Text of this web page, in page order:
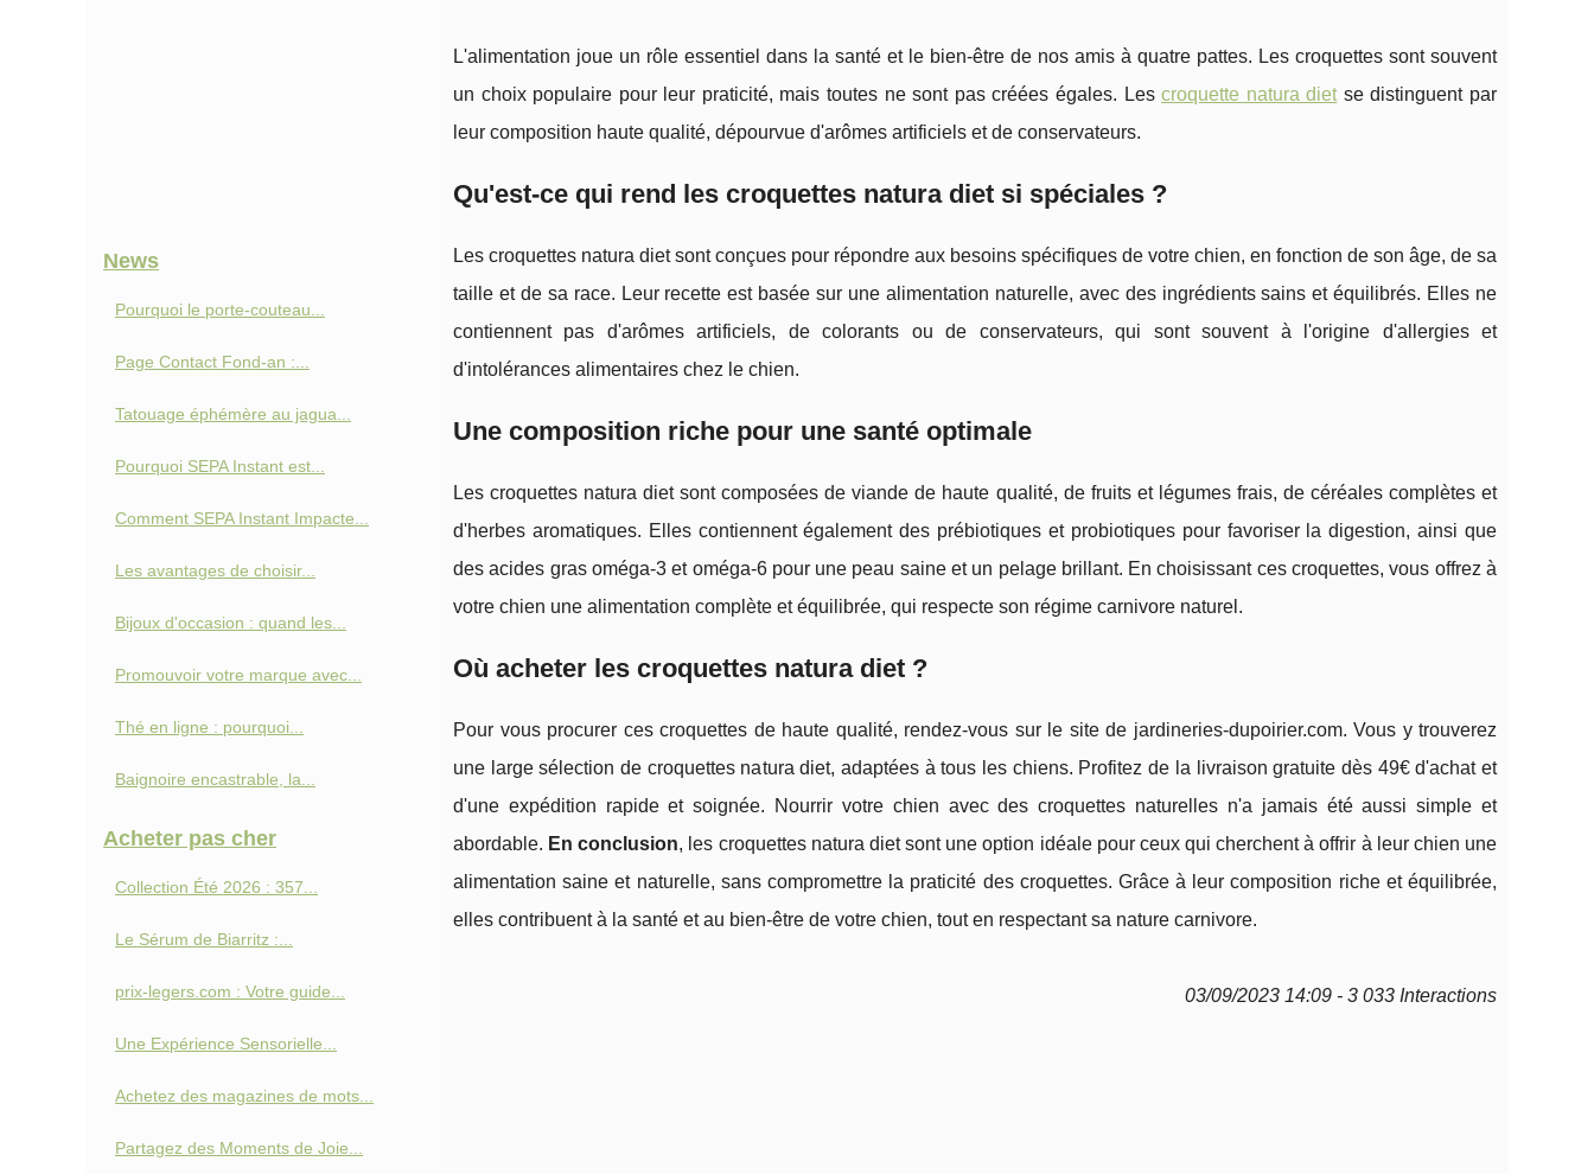
L'alimentation joue un rôle essentiel dans la santé et le bien-être de nos amis à quatre pattes. Les croquettes sont souvent
un choix populaire pour leur praticité, mais toutes ne sont pas créées égales. Lescroquette natura dietse distinguent par
leur composition haute qualité, dépourvue d'arômes artificiels et de conservateurs.
Qu'est-ce qui rend les croquettes natura diet si spéciales ?
Les croquettes natura diet sont conçues pour répondre aux besoins spécifiques de votre chien, en fonction de son âge, de sa
taille et de sa race. Leur recette est basée sur une alimentation naturelle, avec des ingrédients sains et équilibrés. Elles ne
contiennent pas d'arômes artificiels, de colorants ou de conservateurs, qui sont souvent à l'origine d'allergies et
d'intolérances alimentaires chez le chien.
Une composition riche pour une santé optimale
Les croquettes natura diet sont composées de viande de haute qualité, de fruits et légumes frais, de céréales complètes et
d'herbes aromatiques. Elles contiennent également des prébiotiques et probiotiques pour favoriser la digestion, ainsi que
des acides gras oméga-3 et oméga-6 pour une peau saine et un pelage brillant. En choisissant ces croquettes, vous offrez à
votre chien une alimentation complète et équilibrée, qui respecte son régime carnivore naturel.
Où acheter les croquettes natura diet ?
Pour vous procurer ces croquettes de haute qualité, rendez-vous sur le site de jardineries-dupoirier.com. Vous y trouverez
une large sélection de croquettes natura diet, adaptées à tous les chiens. Profitez de la livraison gratuite dès 49€ d'achat et
d'une expédition rapide et soignée. Nourrir votre chien avec des croquettes naturelles n'a jamais été aussi simple et
abordable. En conclusion, les croquettes natura diet sont une option idéale pour ceux qui cherchent à offrir à leur chien une
alimentation saine et naturelle, sans compromettre la praticité des croquettes. Grâce à leur composition riche et équilibrée,
elles contribuent à la santé et au bien-être de votre chien, tout en respectant sa nature carnivore.
03/09/2023 14:09 - 3 033 Interactions
News
Pourquoi le porte-couteau...
Page Contact Fond‑an :...
Tatouage éphémère au jagua...
Pourquoi SEPA Instant est...
Comment SEPA Instant Impacte...
Les avantages de choisir...
Bijoux d'occasion : quand les...
Promouvoir votre marque avec...
Thé en ligne : pourquoi...
Baignoire encastrable, la...
Acheter pas cher
Collection Été 2026 : 357...
Le Sérum de Biarritz :...
prix-legers.com : Votre guide...
Une Expérience Sensorielle...
Achetez des magazines de mots...
Partagez des Moments de Joie...